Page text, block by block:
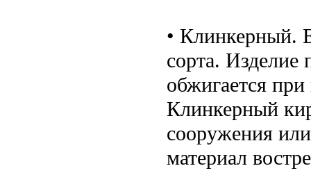
• Клинкерный.
сорта. Изделие
обжигается
Клинкерный
сооружения
материал